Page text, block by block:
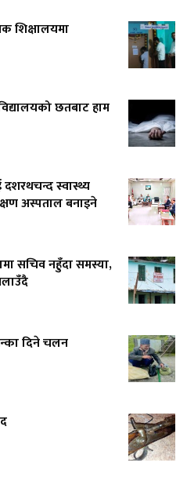
शिक्षालयमा
छतबाट हाम
स्वास्थ्य
अस्पताल बनाइने
सचिव नहुँदा समस्या,
दिने चलन